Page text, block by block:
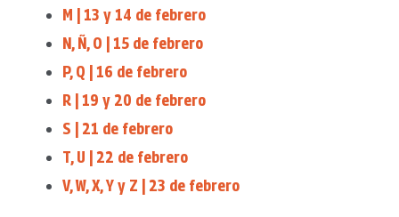
M | 13 y 14 de febrero
N, Ñ, O | 15 de febrero
P, Q | 16 de febrero
R | 19 y 20 de febrero
S | 21 de febrero
T, U | 22 de febrero
V, W, X, Y y Z | 23 de febrero